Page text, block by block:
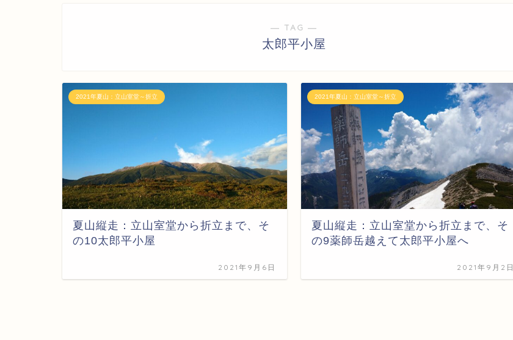
― TAG ―
太郎平小屋
2021年夏山：立山室堂～折立
夏山縦走：立山室堂から折立まで、そ
の10太郎平小屋
2021年9月6日
2021年夏山：立山室堂～折立
夏山縦走：立山室堂から折立まで、そ
の9薬師岳越えて太郎平小屋へ
2021年9月2日